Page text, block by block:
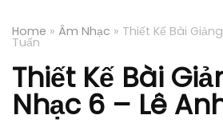
Home » Âm Nhạc » Thiết Kế Bài
Tuấn
Thiết Kế Bài
Nhạc 6 – Lê